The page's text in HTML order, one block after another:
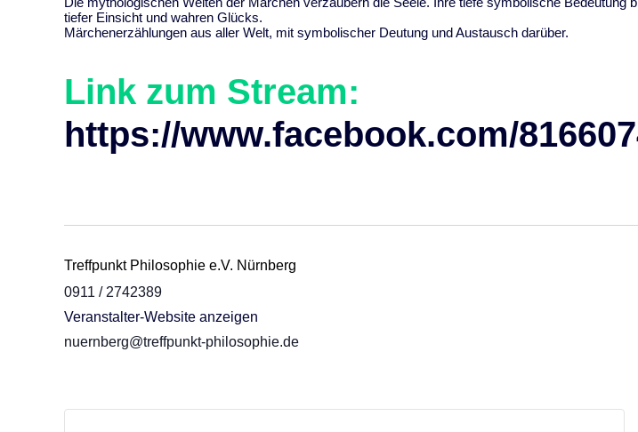
tiefer Einsicht und wahren Glücks.
Märchenerzählungen aus aller Welt, mit symbolischer Deutung und Austausch darüber.
Link zum Stream:
https://www.facebook.com/
Treffpunkt Philosophie e.V. Nürnberg
0911 / 2742389
Veranstalter-Website anzeigen
nuernberg@treffpunkt-philosophie.de